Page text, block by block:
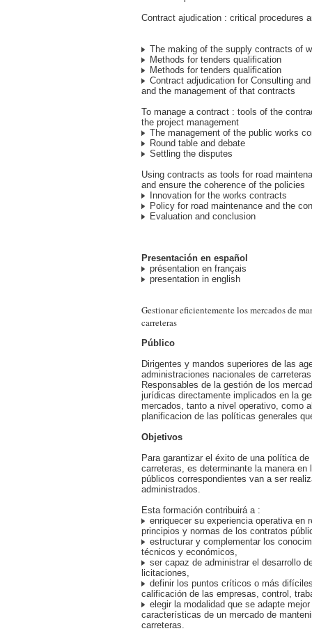
Contract ajudication : critical procedures
The making of the supply contracts of
Methods for tenders qualification
Methods for tenders qualification
Contract adjudication for Consulting
and the management of that contracts
To manage a contract : tools of the
the project management
The management of the public works
Round table and debate
Settling the disputes
Using contracts as tools for road
and ensure the coherence of the policies
Innovation for the works contracts
Policy for road maintenance and the
Evaluation and conclusion
Presentación en español
présentation en français
presentation in english
Gestionar eficientemente los mercados de
carreteras
Público
Dirigentes y mandos superiores de las
administraciones nacionales de
Responsables de la gestión de los
jurídicas directamente implicados en la
mercados, tanto a nivel operativo, como
planificacion de las políticas generales
Objetivos
Para garantizar el éxito de una política
carreteras, es determinante la manera en
públicos correspondientes van a ser
administrados.
Esta formación contribuirá a :
enriquecer su experiencia operativa en
principios y normas de los contratos
estructurar y complementar los
técnicos y económicos,
ser capaz de administrar el desarrollo
licitaciones,
definir los puntos críticos o más
calificación de las empresas, control,
elegir la modalidad que se adapte
características de un mercado de
carreteras.